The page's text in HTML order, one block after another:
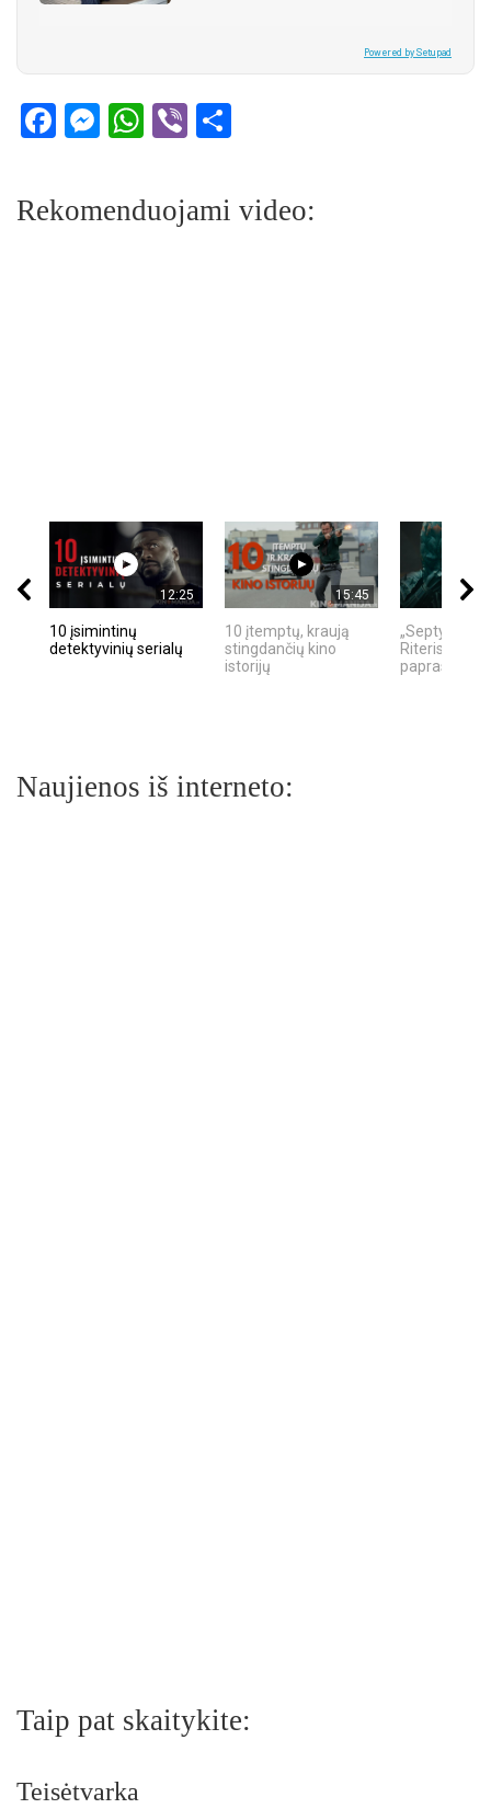
Powered by Setupad
Facebook
Messenger
WhatsApp
Viber
Rekomenduojami video:
12:25
10 įsimintinų
detektyvinių serialų
15:45
10 įtemptų, kraują
stingdančių kino
istorijų
„Septynių
Riteris" – kai
Naujienos iš interneto:
Taip pat skaitykite:
Teisėtvarka